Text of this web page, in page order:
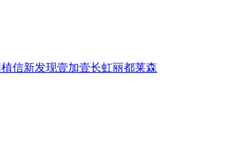
植信新发现壹加壹长虹丽都莱森